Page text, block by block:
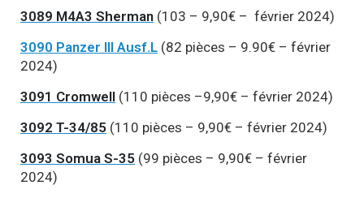
3089 M4A3 Sherman (103 – 9,90€ – février 2024)
3090 Panzer III Ausf.L (82 pièces – 9.90€ – février
2024)
3091 Cromwell (110 pièces –9,90€ – février 2024)
3092 T-34/85 (110 pièces – 9,90€ – février 2024)
3093 Somua S-35 (99 pièces – 9,90€ – février
2024)